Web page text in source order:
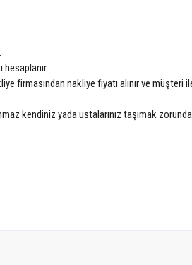
firmasından nakliye fiyatı alınır ve müşteri
kendiniz yada ustalarınız taşımak